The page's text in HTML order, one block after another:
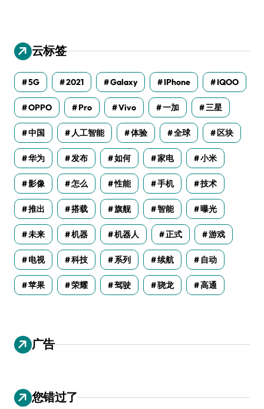
云标签
5G 2021 Galaxy IPhone IQOO
OPPO Pro Vivo 一加 三星
中国 人工智能 体验 全球 区块
华为 发布 如何 家电 小米
影像 怎么 性能 手机 技术
推出 搭载 旗舰 智能 曝光
未来 机器 机器人 正式 游戏
电视 科技 系列 续航 自动
苹果 荣耀 驾驶 骁龙 高通
广告
您错过了